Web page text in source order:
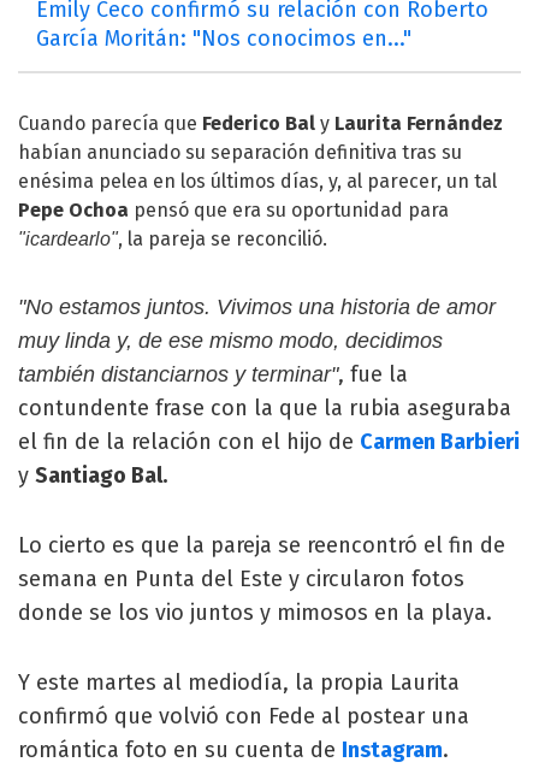
Emily Ceco confirmó su relación con Roberto
García Moritán: "Nos conocimos en..."
Cuando parecía que Federico Bal y Laurita Fernández
habían anunciado su separación definitiva tras su
enésima pelea en los últimos días, y, al parecer, un tal
Pepe Ochoa pensó que era su oportunidad para
"icardearlo", la pareja se reconcilió.
"No estamos juntos. Vivimos una historia de amor
muy linda y, de ese mismo modo, decidimos
también distanciarnos y terminar", fue la
contundente frase con la que la rubia aseguraba
el fin de la relación con el hijo de Carmen Barbieri
y Santiago Bal.
Lo cierto es que la pareja se reencontró el fin de
semana en Punta del Este y circularon fotos
donde se los vio juntos y mimosos en la playa.
Y este martes al mediodía, la propia Laurita
confirmó que volvió con Fede al postear una
romántica foto en su cuenta de Instagram.